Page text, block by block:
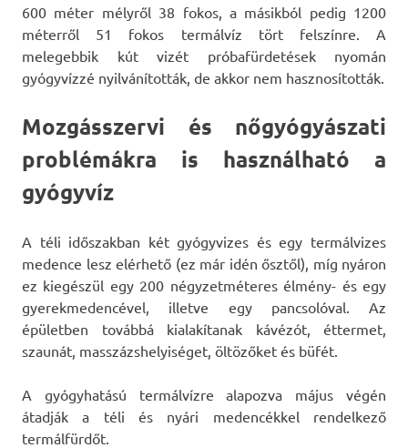
600 méter mélyről 38 fokos, a másikból pedig 1200
méterről 51 fokos termálvíz tört felszínre. A
melegebbik kút vizét próbafürdetések nyomán
gyógyvízzé nyilvánították, de akkor nem hasznosították.
Mozgásszervi és nőgyógyászati
problémákra is használható a
gyógyvíz
A téli időszakban két gyógyvizes és egy termálvizes
medence lesz elérhető (ez már idén ősztől), míg nyáron
ez kiegészül egy 200 négyzetméteres élmény- és egy
gyerekmedencével, illetve egy pancsolóval. Az
épületben továbbá kialakítanak kávézót, éttermet,
szaunát, masszázshelyiséget, öltözőket és büfét.
A gyógyhatású termálvízre alapozva május végén
átadják a téli és nyári medencékkel rendelkező
termálfürdőt.